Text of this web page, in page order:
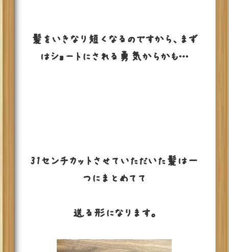
髪をいきなり短くなるのですから、まず
はショートにされる勇気からかも…
31センチカットさせていただいた髪は一
つにまとめてて
送る形になります。